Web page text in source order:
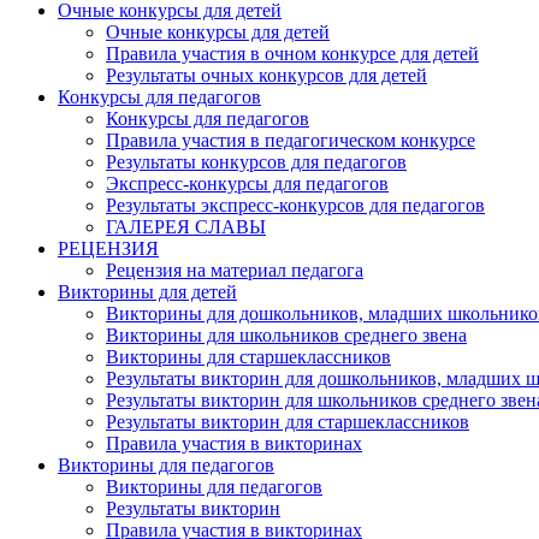
Очные конкурсы для детей
Очные конкурсы для детей
Правила участия в очном конкурсе для детей
Результаты очных конкурсов для детей
Конкурсы для педагогов
Конкурсы для педагогов
Правила участия в педагогическом конкурсе
Результаты конкурсов для педагогов
Экспресс-конкурсы для педагогов
Результаты экспресс-конкурсов для педагогов
ГАЛЕРЕЯ СЛАВЫ
РЕЦЕНЗИЯ
Рецензия на материал педагога
Викторины для детей
Викторины для дошкольников, младших
Викторины для школьников среднего звена
Викторины для старшеклассников
Результаты викторин для дошкольников, младших
Результаты викторин для школьников среднего
Результаты викторин для старшеклассников
Правила участия в викторинах
Викторины для педагогов
Викторины для педагогов
Результаты викторин
Правила участия в викторинах